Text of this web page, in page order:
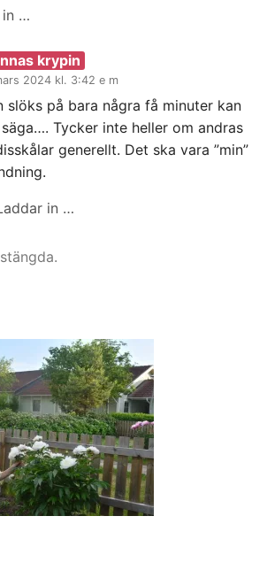
in …
krypin
2024 kl. 3:42 e m
slöks på bara några få minuter kan
Tycker inte heller om andras
generellt. Det ska vara ”min”
in …